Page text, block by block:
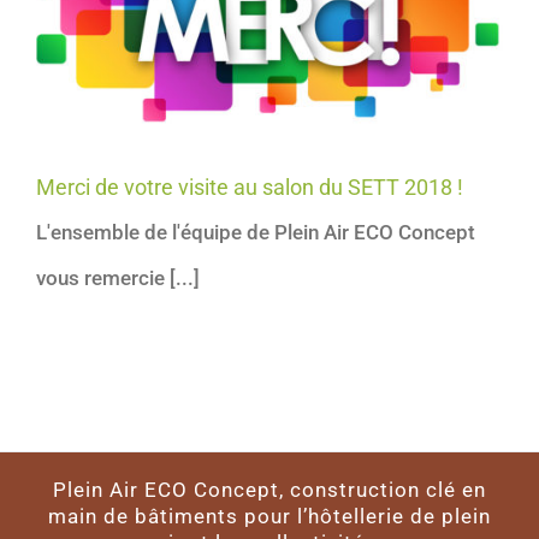
Merci de votre visite au salon du SETT 2018 !
L'ensemble de l'équipe de Plein Air ECO Concept
vous remercie [...]
Plein Air ECO Concept, construction clé en
main de bâtiments pour l’hôtellerie de plein